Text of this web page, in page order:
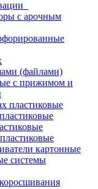
с арочным
(файлами)
с прижимом и
пластиковые
картонные
системы